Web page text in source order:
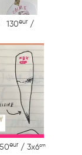
130eur /
eur / 3x6cm